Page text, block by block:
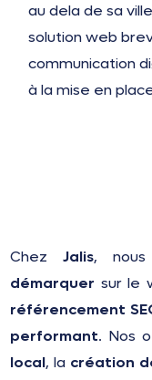
au dela de sa
solution web
communication
à la mise en
ChezJalis,
démarquer sur le
référencement
performant. Nos
local, la création